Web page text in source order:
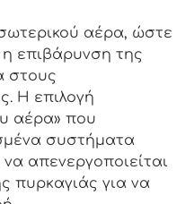
αέρα, ώστε
η επιβάρυνση της
στους
Η επιλογή
αέρα» που
συστήματα
απενεργοποιείται
πυρκαγιάς για να